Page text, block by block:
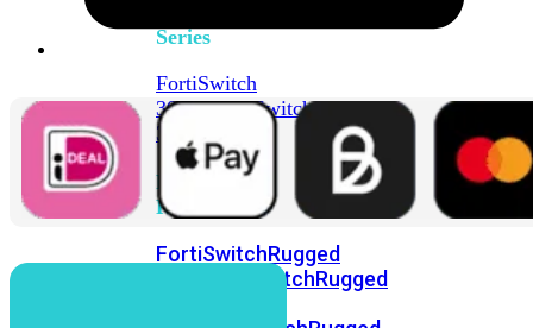
Series
FortiSwitch
3032EFortiSwitch
3032G
FortiSwitch
Ruggedized
FortiSwitchRugged
FortiSwitchRugged